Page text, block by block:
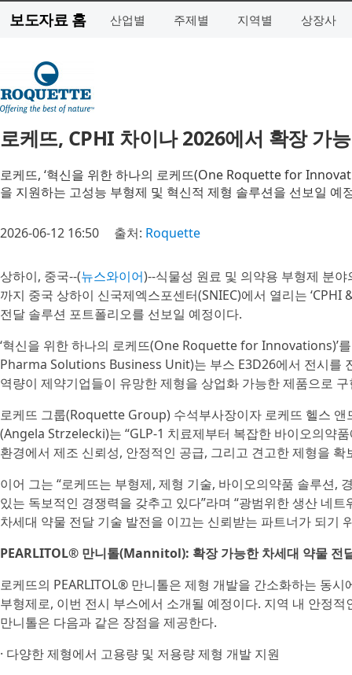
보도자료 홈 산업별 주제별 지역별 상장사
로케뜨, CPHI 차이나 2026에서 확장 가
로케뜨, ‘혁신을 위한 하나의 로케뜨(One Roquette for
을 지원하는 고성능 부형제 및 혁신적 제형 솔루션을 선보일 예
2026-06-12 16:50 출처: Roquette
상하이, 중국--(뉴스와이어)--식물성 원료 및 의약용 부형제 분
까지 중국 상하이 신국제엑스포센터(SNIEC)에서 열리는
전달 솔루션 포트폴리오를 선보일 예정이다.
‘혁신을 위한 하나의 로케뜨(One Roquette for Innovations)’
Pharma Solutions Business Unit)는 부스 E3D26에서 전시를
역량이 제약기업들이 유망한 제형을 상업화 가능한 제품으로
로케뜨 그룹(Roquette Group) 수석부사장이자 로케뜨 헬스
(Angela Strzelecki)는 “GLP-1 치료제부터 복잡한 바이오의약
환경에서 제조 신뢰성, 안정적인 공급, 그리고 견고한 제형을
이어 그는 “로케뜨는 부형제, 제형 기술, 바이오의약품 솔루션,
있는 독보적인 경쟁력을 갖추고 있다”라며 “광범위한 생산 네
차세대 약물 전달 기술 발전을 이끄는 신뢰받는 파트너가 되기
PEARLITOL® 만니톨(Mannitol): 확장 가능한 차세대 약물 전
로케뜨의 PEARLITOL® 만니톨은 제형 개발을 간소화하는 동
부형제로, 이번 전시 부스에서 소개될 예정이다. 지역 내 안정
만니톨은 다음과 같은 장점을 제공한다.
· 다양한 제형에서 고용량 및 저용량 제형 개발 지원